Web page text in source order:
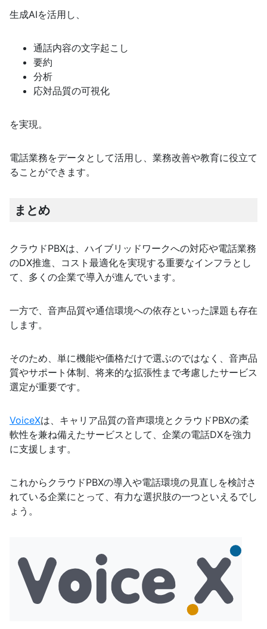
生成AIを活用し、
通話内容の文字起こし
要約
分析
応対品質の可視化
を実現。
電話業務をデータとして活用し、業務改善や教育に役立て
ることができます。
まとめ
クラウドPBXは、ハイブリッドワークへの対応や電話業務
のDX推進、コスト最適化を実現する重要なインフラとし
て、多くの企業で導入が進んでいます。
一方で、音声品質や通信環境への依存といった課題も存在
します。
そのため、単に機能や価格だけで選ぶのではなく、音声品
質やサポート体制、将来的な拡張性まで考慮したサービス
選定が重要です。
VoiceXは、キャリア品質の音声環境とクラウドPBXの柔
軟性を兼ね備えたサービスとして、企業の電話DXを強力
に支援します。
これからクラウドPBXの導入や電話環境の見直しを検討さ
れている企業にとって、有力な選択肢の一つといえるでし
ょう。